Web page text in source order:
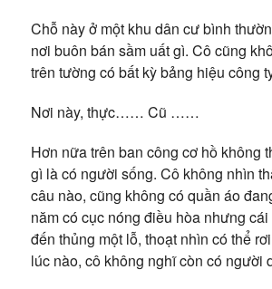
Chỗ này ở một khu dân cư bình
nơi buôn bán sầm uất gì. Cô cũng
trên tường có bất kỳ bảng hiệu công
Nơi này, thực…… Cũ ……
Hơn nữa trên ban công cơ hồ không
gì là có người sống. Cô không nhìn
câu nào, cũng không có quần áo
năm có cục nóng điều hòa nhưng
đến thủng một lỗ, thoạt nhìn có thể
lúc nào, cô không nghĩ còn có người